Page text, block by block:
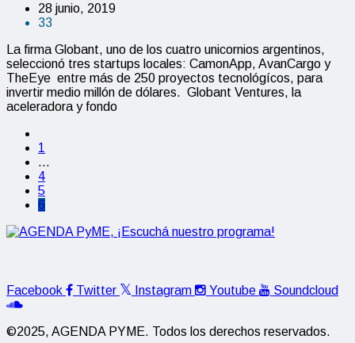
28 junio, 2019
33
La firma Globant, uno de los cuatro unicornios argentinos,
seleccionó tres startups locales: CamonApp, AvanCargo y
TheEye entre más de 250 proyectos tecnológícos, para
invertir medio millón de dólares. Globant Ventures, la
aceleradora y fondo
1
…
4
5
6
Facebook Twitter Instagram Youtube Soundcloud
©2025, AGENDA PYME. Todos los derechos reservados.